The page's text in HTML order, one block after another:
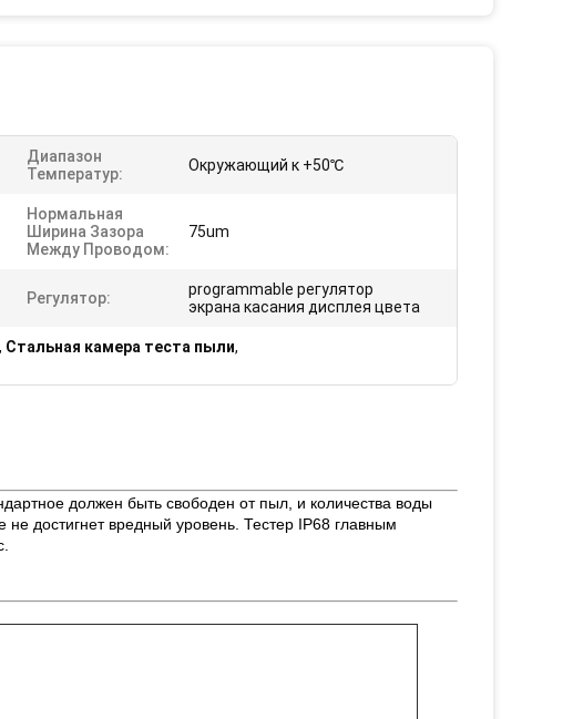
Диапазон
Температур:
Окружающий к +50℃
Нормальная
Ширина Зазора
Между Проводом:
75um
Регулятор:
programmable регулятор
экрана касания дисплея цвета
, Стальная камера теста пыли,
должен быть свободен от пыл, и количества воды
достигнет вредный уровень. Тестер IP68 главным